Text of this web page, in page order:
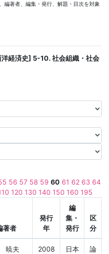
編著者、編集・発行、解題・目次を対象
経済史] 5-10. 社会組織・社会
56 57 58 59 60 61 62 63 64
120 130 140 150 160 195
著者
発行
年
編
集・
発行
区
分
暁夫 2008
日本
論